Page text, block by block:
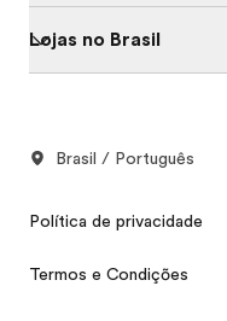
Lojas no Brasil
Brasil / Português
Política de privacidade
Termos e Condições